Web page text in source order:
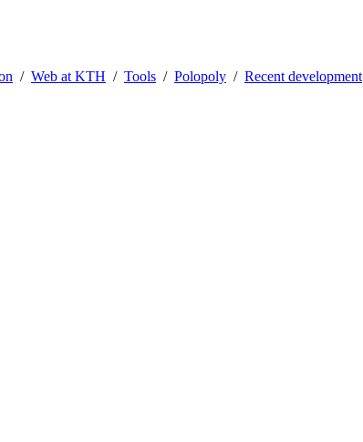
Web at KTH Tools Polopoly Recent development